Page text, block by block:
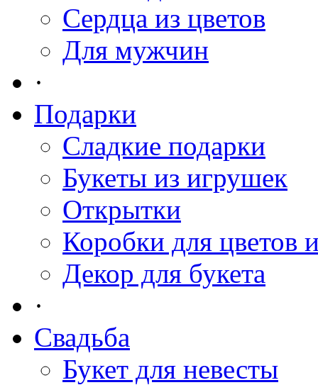
Сердца из цветов
Для мужчин
·
Подарки
Сладкие подарки
Букеты из игрушек
Открытки
Коробки для цветов
Декор для букета
·
Свадьба
Букет для невесты